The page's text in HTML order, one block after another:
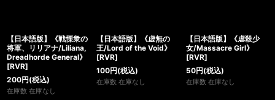
【日本語版】《戦慄衆の
将軍、リリアナ/Liliana,
Dreadhorde General》
[RVR]
200円(税込)
在庫数 在庫なし
【日本語版】《虚無の
王/Lord of the Void》
[RVR]
100円(税込)
在庫数 在庫なし
【日本語版】《虐殺少
女/Massacre Girl》
[RVR]
50円(税込)
在庫数 在庫なし